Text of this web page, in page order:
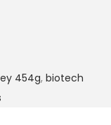
454g, biotech